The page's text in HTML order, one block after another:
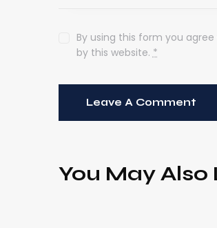
By using this form you
by this website. *
You May Also